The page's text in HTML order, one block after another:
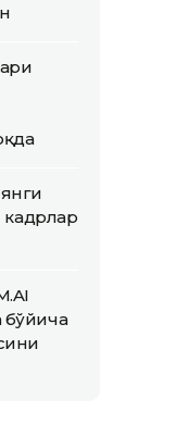
кадрлар
бўйича